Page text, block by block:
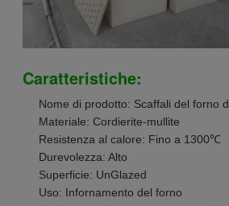
Caratteristiche:
Nome di prodotto: Scaffali del forno
Materiale: Cordierite-mullite
Resistenza al calore: Fino a 1300℃
Durevolezza: Alto
Superficie: UnGlazed
Uso: Infornamento del forno